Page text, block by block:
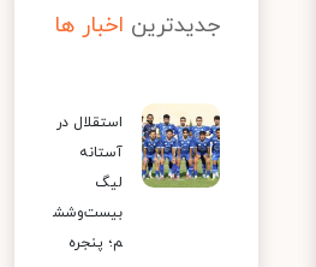
جدیدترین اخبار ها
استقلال در
آستانه
لیگ
بیست‌وشش
م؛ پنجره